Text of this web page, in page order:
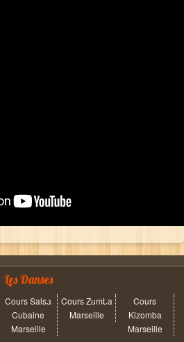
Les Danses
Cours Salsa
Cubaine
Marseille
Cours Zumba
Marseille
Cours
Kizomba
Marseille